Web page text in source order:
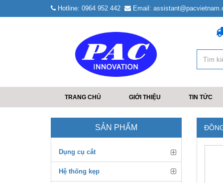
Hotline: 0964 952 442 Email:
TRANG CHỦ GIỚI THIỆU TIN TỨC
SẢN PHẨM
Dụng cụ cắt
Hệ thống kẹp